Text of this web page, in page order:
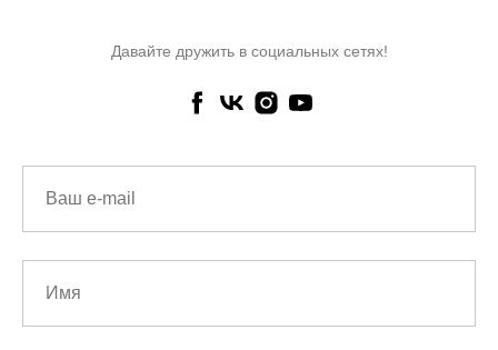
Давайте дружить в социальных сетях!